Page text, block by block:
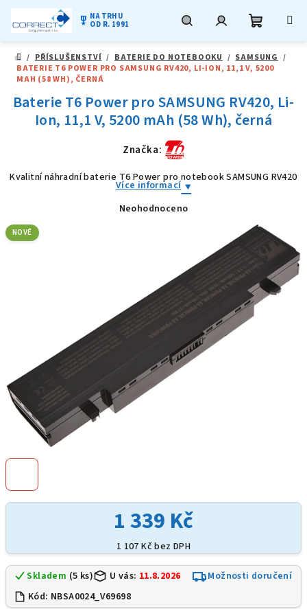
obsah
military_tech NA TRHU
OD R. 1991
DOMŮ
/ PŘÍSLUŠENSTVÍ / BATERIE DO NOTEBOOKU / SAMSUNG /
BATERIE T6 POWER PRO SAMSUNG RV420, LI-ION, 11,1 V, 5200
MAH (58 WH), ČERNÁ
1 339 Kč
1 107 Kč bez DPH
Skladem (5 ks) U vás: 11.8.2026
Možnosti doručení
Kód: NBSA0024_V69698
Baterie T6 Power pro SAMSUNG RV420, Li-
Ion, 11,1 V, 5200 mAh (58 Wh), černá
Značka:
Kvalitní náhradní baterie T6 Power pro notebook SAMSUNG RV420
Více informací
Průměrné
Neohodnoceno
NOVÉ